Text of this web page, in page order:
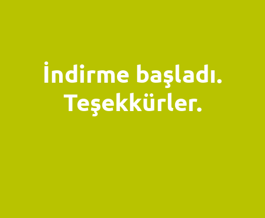
İndirme başladı.
Teşekkürler.